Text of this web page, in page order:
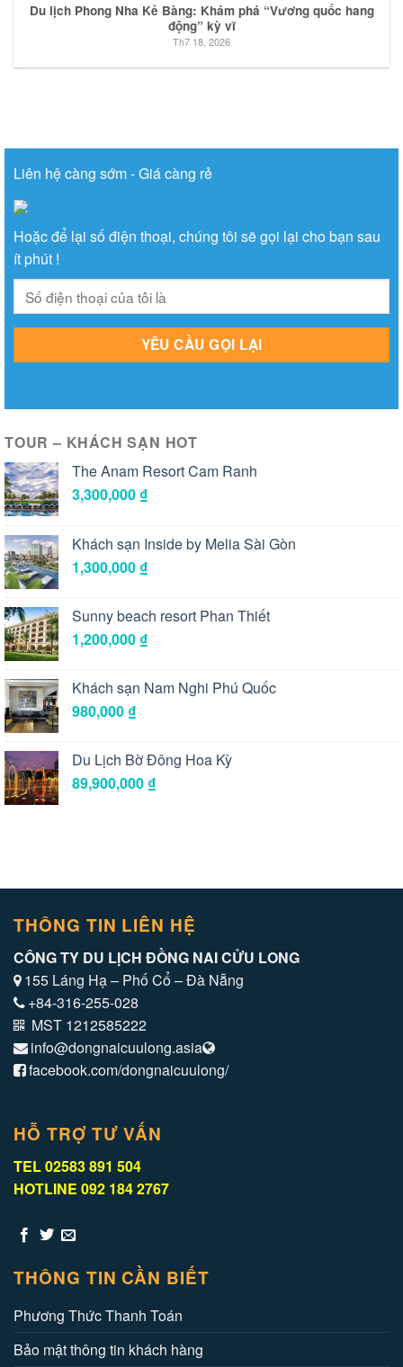
Du lịch Phong Nha Kẻ Bàng: Khám phá “Vương quốc hang
động” kỳ vĩ
Th7 18, 2026
Liên hệ càng sớm - Giá càng rẻ
Hoặc để lại số điện thoại, chúng tôi sẽ gọi lại cho bạn sau
ít phút !
TOUR – KHÁCH SẠN HOT
The Anam Resort Cam Ranh
3,300,000 ₫
Khách sạn Inside by Melia Sài Gòn
1,300,000 ₫
Sunny beach resort Phan Thiết
1,200,000 ₫
Khách sạn Nam Nghi Phú Quốc
980,000 ₫
Du Lịch Bờ Đông Hoa Kỳ
89,900,000 ₫
THÔNG TIN LIÊN HỆ
CÔNG TY DU LỊCH ĐỒNG NAI CỬU LONG
155 Láng Hạ – Phố Cổ – Đà Nẵng
+84-316-255-028
MST 1212585222
info@dongnaicuulong.asia
facebook.com/dongnaicuulong/
HỖ TRỢ TƯ VẤN
TEL 02583 891 504
HOTLINE 092 184 2767
THÔNG TIN CẦN BIẾT
Phương Thức Thanh Toán
Bảo mật thông tin khách hàng